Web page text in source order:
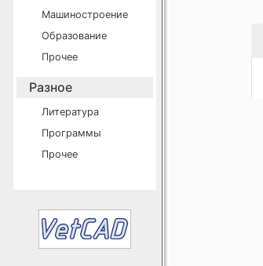
Машиностроение
Образование
Прочее
Разное
Литература
Программы
Прочее